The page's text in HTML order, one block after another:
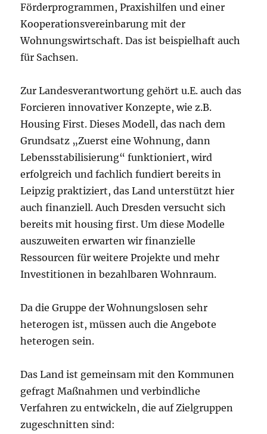
Förderprogrammen, Praxishilfen und einer
Kooperationsvereinbarung mit der
Wohnungswirtschaft. Das ist beispielhaft auch
für Sachsen.
Zur Landesverantwortung gehört u.E. auch das
Forcieren innovativer Konzepte, wie z.B.
Housing First. Dieses Modell, das nach dem
Grundsatz „Zuerst eine Wohnung, dann
Lebensstabilisierung“ funktioniert, wird
erfolgreich und fachlich fundiert bereits in
Leipzig praktiziert, das Land unterstützt hier
auch finanziell. Auch Dresden versucht sich
bereits mit housing first. Um diese Modelle
auszuweiten erwarten wir finanzielle
Ressourcen für weitere Projekte und mehr
Investitionen in bezahlbaren Wohnraum.
Da die Gruppe der Wohnungslosen sehr
heterogen ist, müssen auch die Angebote
heterogen sein.
Das Land ist gemeinsam mit den Kommunen
gefragt Maßnahmen und verbindliche
Verfahren zu entwickeln, die auf Zielgruppen
zugeschnitten sind: